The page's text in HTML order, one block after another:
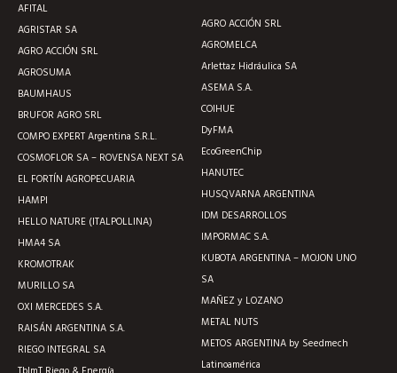
AFITAL
AGRISTAR SA
AGRO ACCIÓN SRL
AGROSUMA
BAUMHAUS
BRUFOR AGRO SRL
COMPO EXPERT Argentina S.R.L.
COSMOFLOR SA – ROVENSA NEXT SA
EL FORTÍN AGROPECUARIA
HAMPI
HELLO NATURE (ITALPOLLINA)
HMA4 SA
KROMOTRAK
MURILLO SA
OXI MERCEDES S.A.
RAISÁN ARGENTINA S.A.
RIEGO INTEGRAL SA
AGRO ACCIÓN SRL
AGROMELCA
Arlettaz Hidráulica SA
ASEMA S.A.
COIHUE
DyFMA
EcoGreenChip
HANUTEC
HUSQVARNA ARGENTINA
IDM DESARROLLOS
IMPORMAC S.A.
KUBOTA ARGENTINA – MOJON UNO
SA
MAÑEZ y LOZANO
METAL NUTS
METOS ARGENTINA by Seedmech
Latinoamérica